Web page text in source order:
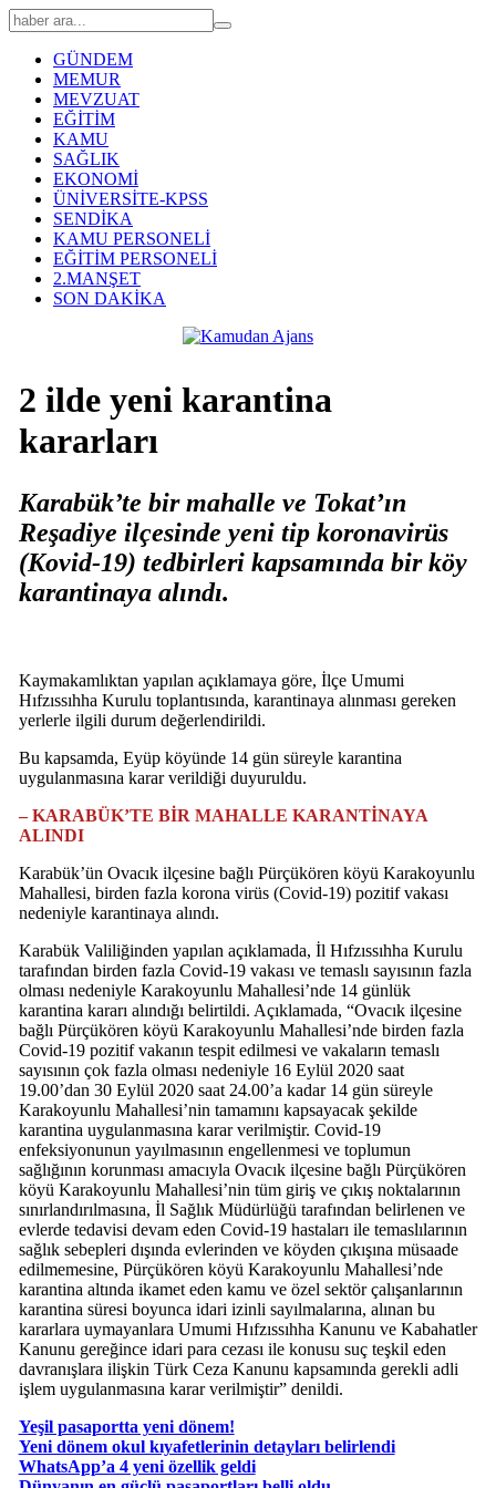
GÜNDEM
MEMUR
MEVZUAT
EĞİTİM
KAMU
SAĞLIK
EKONOMİ
ÜNİVERSİTE-KPSS
SENDİKA
KAMU PERSONELİ
EĞİTİM PERSONELİ
2.MANŞET
SON DAKİKA
2 ilde yeni karantina
kararları
Karabük’te bir mahalle ve Tokat’ın
Reşadiye ilçesinde yeni tip koronavirüs
(Kovid-19) tedbirleri kapsamında bir köy
karantinaya alındı.
Kaymakamlıktan yapılan açıklamaya göre, İlçe Umumi
Hıfzıssıhha Kurulu toplantısında, karantinaya alınması gereken
yerlerle ilgili durum değerlendirildi.
Bu kapsamda, Eyüp köyünde 14 gün süreyle karantina
uygulanmasına karar verildiği duyuruldu.
– KARABÜK’TE BİR MAHALLE KARANTİNAYA
ALINDI
Karabük’ün Ovacık ilçesine bağlı Pürçükören köyü Karakoyunlu
Mahallesi, birden fazla korona virüs (Covid-19) pozitif vakası
nedeniyle karantinaya alındı.
Karabük Valiliğinden yapılan açıklamada, İl Hıfzıssıhha Kurulu
tarafından birden fazla Covid-19 vakası ve temaslı sayısının fazla
olması nedeniyle Karakoyunlu Mahallesi’nde 14 günlük
karantina kararı alındığı belirtildi. Açıklamada, “Ovacık ilçesine
bağlı Pürçükören köyü Karakoyunlu Mahallesi’nde birden fazla
Covid-19 pozitif vakanın tespit edilmesi ve vakaların temaslı
sayısının çok fazla olması nedeniyle 16 Eylül 2020 saat
19.00’dan 30 Eylül 2020 saat 24.00’a kadar 14 gün süreyle
Karakoyunlu Mahallesi’nin tamamını kapsayacak şekilde
karantina uygulanmasına karar verilmiştir. Covid-19
enfeksiyonunun yayılmasının engellenmesi ve toplumun
sağlığının korunması amacıyla Ovacık ilçesine bağlı Pürçükören
köyü Karakoyunlu Mahallesi’nin tüm giriş ve çıkış noktalarının
sınırlandırılmasına, İl Sağlık Müdürlüğü tarafından belirlenen ve
evlerde tedavisi devam eden Covid-19 hastaları ile temaslılarının
sağlık sebepleri dışında evlerinden ve köyden çıkışına müsaade
edilmemesine, Pürçükören köyü Karakoyunlu Mahallesi’nde
karantina altında ikamet eden kamu ve özel sektör çalışanlarının
karantina süresi boyunca idari izinli sayılmalarına, alınan bu
kararlara uymayanlara Umumi Hıfzıssıhha Kanunu ve Kabahatler
Kanunu gereğince idari para cezası ile konusu suç teşkil eden
davranışlara ilişkin Türk Ceza Kanunu kapsamında gerekli adli
işlem uygulanmasına karar verilmiştir” denildi.
Yeşil pasaportta yeni dönem!
Yeni dönem okul kıyafetlerinin detayları belirlendi
WhatsApp’a 4 yeni özellik geldi